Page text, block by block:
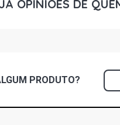
OPINIÕES DE
PRODUTO?